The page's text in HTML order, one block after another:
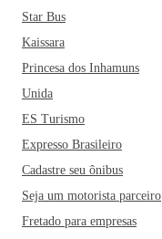
Star Bus
Kaissara
Princesa dos Inhamuns
Unida
ES Turismo
Expresso Brasileiro
Cadastre seu ônibus
Seja um motorista parceiro
Fretado para empresas